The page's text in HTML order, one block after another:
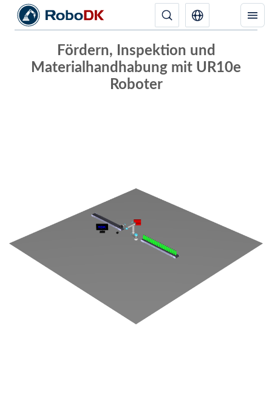
Fördern, Inspektion und
Materialhandhabung mit UR10e
Roboter